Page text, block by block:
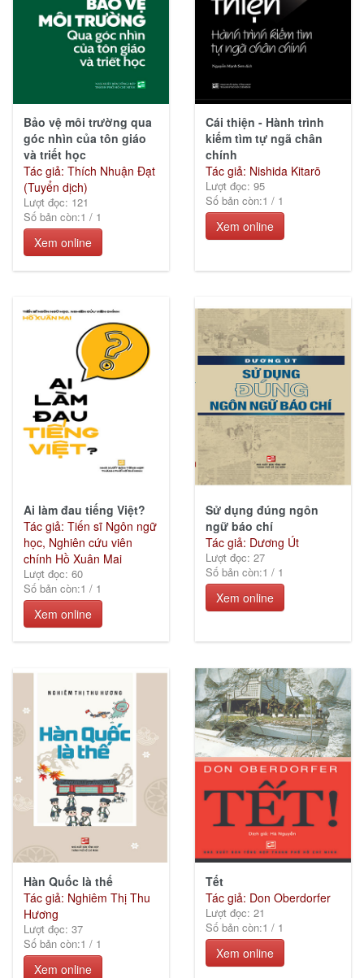
khỏe
sống
Lịch
khác
Bảo vệ môi trường qua
góc nhìn của tôn giáo
và triết học
Tác giả: Thích Nhuận Đạt
(Tuyển dịch)
Lượt đọc: 121
Số bản còn:1 /1
Xem online
Cái thiện - Hành trình
kiếm tìm tự ngã chân
chính
Tác giả: Nishida Kitarō
Lượt đọc: 95
Số bản còn:1 /1
Xem online
Ai làm đau tiếng Việt?
Tác giả: Tiến sĩ Ngôn ngữ
học, Nghiên cứu viên
chính Hồ Xuân Mai
Lượt đọc: 60
Số bản còn:1 /1
Xem online
Sử dụng đúng ngôn
ngữ báo chí
Tác giả: Dương Út
Lượt đọc: 27
Số bản còn:1 /1
Xem online
Hàn Quốc là thế
Tác giả: Nghiêm Thị Thu
Hương
Lượt đọc: 37
Số bản còn:1 /1
Xem online
Tết
Tác giả: Don Oberdorfer
Lượt đọc: 21
Số bản còn:1 /1
Xem online